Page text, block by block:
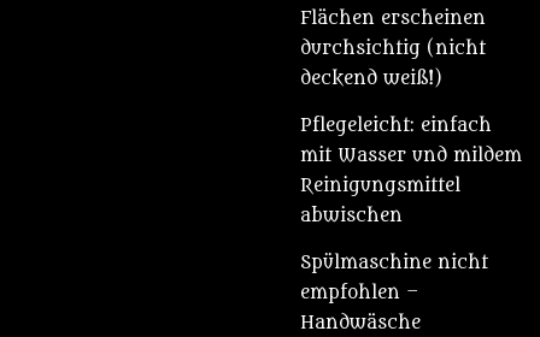
Flächen erscheinen
durchsichtig (nicht
deckend weiß!)
Pflegeleicht: einfach
mit Wasser und mildem
Reinigungsmittel
abwischen
Spülmaschine nicht
empfohlen –
Handwäsche